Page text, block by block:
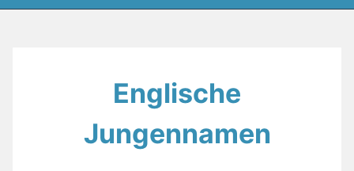
Englische
Jungennamen